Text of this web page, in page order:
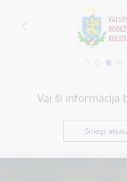
Vai šī informācija
Sniegt